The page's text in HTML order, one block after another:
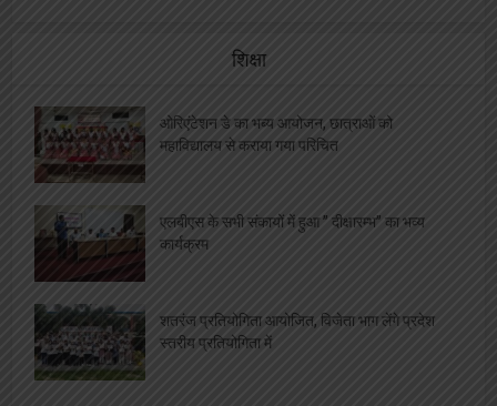
शिक्षा
ओरिएंटेशन डे का भब्य आयोजन, छात्राओं को
महाविद्यालय से कराया गया परिचित
एलबीएस के सभी संकायों में हुआ ” दीक्षारम्भ” का भव्य
कार्यक्रम
शतरंज प्रतियोगिता आयोजित, विजेता भाग लेंगे प्रदेश
स्तरीय प्रतियोगिता में